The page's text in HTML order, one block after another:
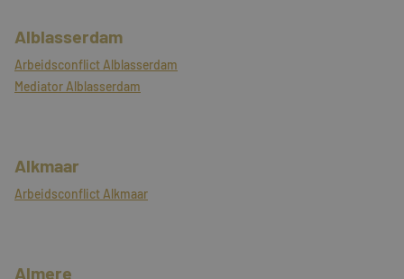
Alblasserdam
Arbeidsconflict Alblasserdam
Mediator Alblasserdam
Alkmaar
Arbeidsconflict Alkmaar
Almere